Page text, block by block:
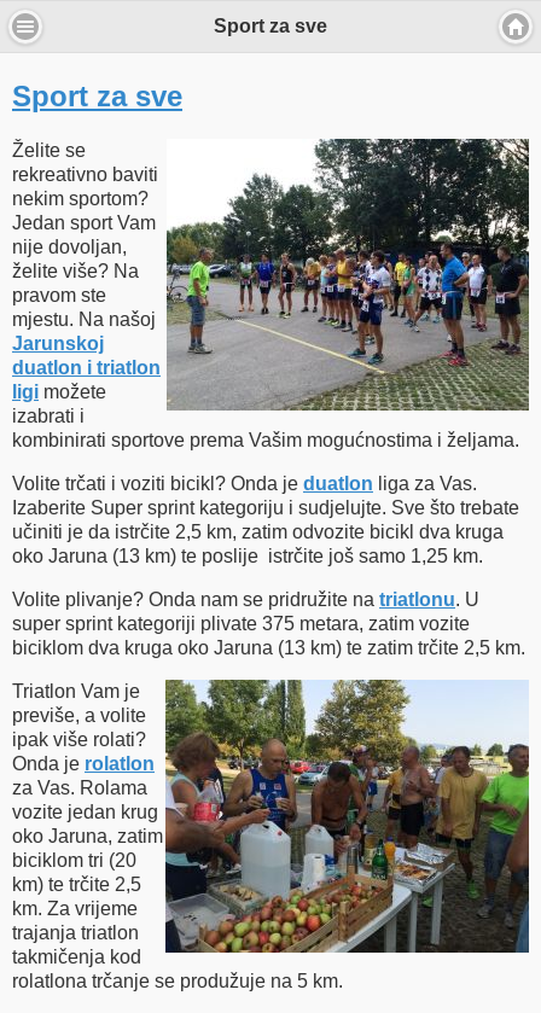
Sport za sve
Sport za sve
Želite se
rekreativno baviti
nekim sportom?
Jedan sport Vam
nije dovoljan,
želite više? Na
pravom ste
mjestu. Na našoj
Jarunskoj
duatlon i triatlon
ligi možete
izabrati i
kombinirati sportove prema Vašim mogućnostima i željama.
Volite trčati i voziti bicikl? Onda je duatlon liga za Vas.
Izaberite Super sprint kategoriju i sudjelujte. Sve što trebate
učiniti je da istrčite 2,5 km, zatim odvozite bicikl dva kruga
oko Jaruna (13 km) te poslije istrčite još samo 1,25 km.
Volite plivanje? Onda nam se pridružite na triatlonu. U
super sprint kategoriji plivate 375 metara, zatim vozite
biciklom dva kruga oko Jaruna (13 km) te zatim trčite 2,5 km.
Triatlon Vam je
previše, a volite
ipak više rolati?
Onda je rolatlon
za Vas. Rolama
vozite jedan krug
oko Jaruna, zatim
biciklom tri (20
km) te trčite 2,5
km. Za vrijeme
trajanja triatlon
takmičenja kod
rolatlona trčanje se produžuje na 5 km.